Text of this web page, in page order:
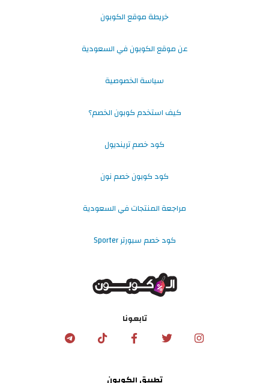
خريطة موقع الكوبون
عن موقع الكوبون في السعودية
سياسة الخصوصية
كيف استخدم كوبون الخصم؟
كود خصم ترينديول
كود كوبون خصم نون
مراجعة المنتجات في السعودية
كود خصم سبورتر Sporter
تابعونا